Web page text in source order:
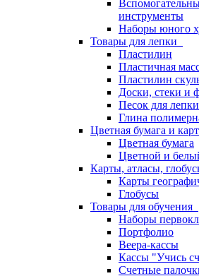
инструменты
Наборы юного
Товары для лепки
Пластилин
Пластичная
Пластилин
Доски, стеки и
Песок для лепки
Глина
Цветная бумага и
Цветная бумага
Цветной и
Карты, атласы,
Карты
Глобусы
Товары для обучения
Наборы
Портфолио
Веера-кассы
Кассы "Учись
Счетные